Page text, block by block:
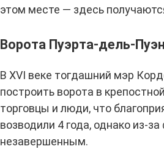
этом месте — здесь
Ворота Пуэрта-дель-
В XVI веке тогдашний мэр
построить ворота в
торговцы и люди, что
возводили 4 года, однако из-
незавершенным.